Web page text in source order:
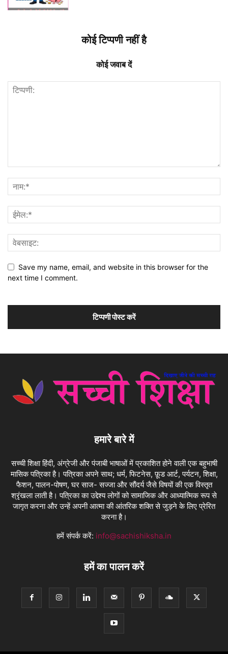
कोई टिप्पणी नहीं है
कोई जवाब दें
Save my name, email, and website in this browser for the
next time I comment.
हमारे बारे में
सच्ची शिक्षा हिंदी, अंग्रेजी और पंजाबी भाषाओं में प्रकाशित होने वाली एक बहुभाषी
मासिक पत्रिका है। पत्रिका अपने साथ; धर्म, फिटनेस, फ़ूड आर्ट, पर्यटन, शिक्षा,
फैशन, पालन-पोषण, घर साज- सज्जा और सौंदर्य जैसे विषयों की एक विस्तृत
श्रृंखला लाती है। पत्रिका का उद्देश्य लोगों को सामाजिक और आध्यात्मिक रूप से
जागृत करना और उन्हें अपनी आत्मा की आंतरिक शक्ति से जुड़ने के लिए प्रेरित
करना है।
हमें संपर्क करें: info@sachishiksha.in
हमें का पालन करें